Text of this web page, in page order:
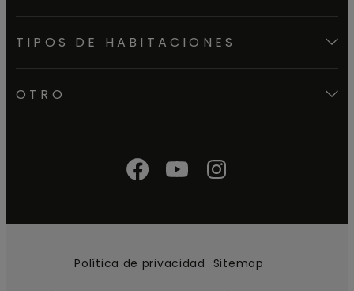
TIPOS DE HABITACIONES
OTRO
Política de privacidad Sitemap